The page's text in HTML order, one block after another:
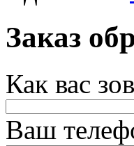
Заказ
Как вас
Ваш